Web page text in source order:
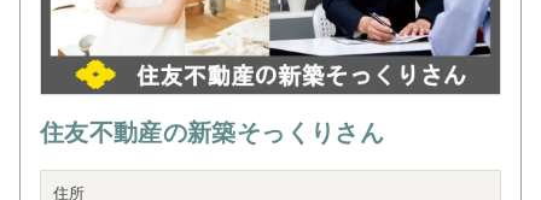
住友不動産の新築そっくりさん
住所